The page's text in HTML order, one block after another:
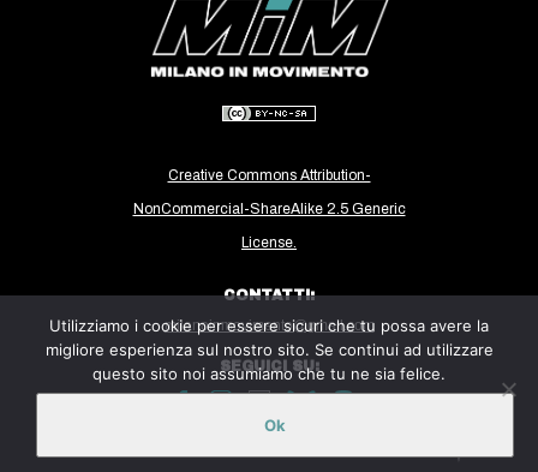
Creative Commons Attribution-
NonCommercial-ShareAlike 2.5 Generic
License.
CONTATTI:
milanoinmovimento@gmail.com
SEGUICI SU:
Utilizziamo i cookie per essere sicuri che tu possa avere la
migliore esperienza sul nostro sito. Se continui ad utilizzare
questo sito noi assumiamo che tu ne sia felice.
Ok